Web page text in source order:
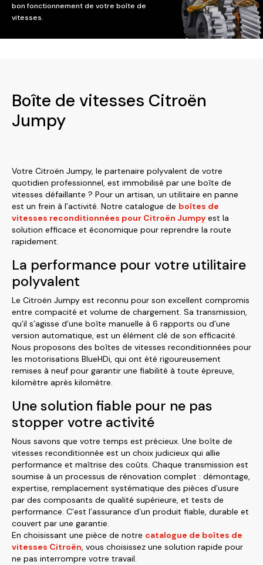
bon fonctionnement de votre boîte de
vitesses.
Boîte de vitesses Citroën
Jumpy
Votre Citroën Jumpy, le partenaire polyvalent de votre
quotidien professionnel, est immobilisé par une boîte de
vitesses défaillante ? Pour un artisan, un utilitaire en panne
est un frein à l’activité. Notre catalogue de boîtes de
vitesses reconditionnées pour Citroën Jumpy est la
solution efficace et économique pour reprendre la route
rapidement.
La performance pour votre utilitaire
polyvalent
Le Citroën Jumpy est reconnu pour son excellent compromis
entre compacité et volume de chargement. Sa transmission,
qu’il s’agisse d’une boîte manuelle à 6 rapports ou d’une
version automatique, est un élément clé de son efficacité.
Nous proposons des boîtes de vitesses reconditionnées pour
les motorisations BlueHDi, qui ont été rigoureusement
remises à neuf pour garantir une fiabilité à toute épreuve,
kilomètre après kilomètre.
Une solution fiable pour ne pas
stopper votre activité
Nous savons que votre temps est précieux. Une boîte de
vitesses reconditionnée est un choix judicieux qui allie
performance et maîtrise des coûts. Chaque transmission est
soumise à un processus de rénovation complet : démontage,
expertise, remplacement systématique des pièces d’usure
par des composants de qualité supérieure, et tests de
performance. C’est l’assurance d’un produit fiable, durable et
couvert par une garantie.
En choisissant une pièce de notre catalogue de boîtes de
vitesses Citroën, vous choisissez une solution rapide pour
ne pas interrompre votre travail.